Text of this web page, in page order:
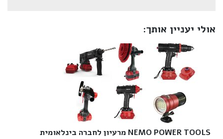
אולי יעניין אותך:
NEMO POWER TOOLS מרעיון לחברה בינלאומית‎